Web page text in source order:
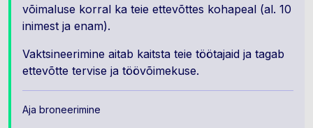
võimaluse korral ka teie ettevõttes kohapeal (al. 10
inimest ja enam).
Vaktsineerimine aitab kaitsta teie töötajaid ja tagab
ettevõtte tervise ja töövõimekuse.
Aja broneerimine